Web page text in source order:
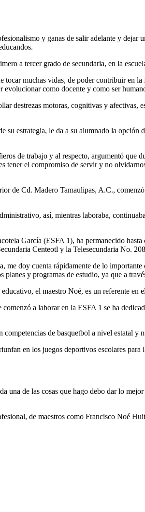
y ganas de salir adelante y dejar
a tercer grado de secundaria, en la
muchas vidas, de poder contribuir en
evolucionar como docente y como ser
destrezas motoras, cognitivas y
estrategia, le da a su alumnado la opción
de trabajo y al respecto, argumentó que
el compromiso de servir y no
de Cd. Madero Tamaulipas, A.C.,
así, mientras laboraba,
García (ESFA 1), ha permanecido
Centeotl y la Telesecundaria No.
doy cuenta rápidamente de lo
y programas de estudio, ya que a
el maestro Noé, es un referente en
a laborar en la ESFA 1 se ha
de basquetbol a nivel estatal y
en los juegos deportivos escolares
de las cosas que hago debo dar lo
de maestros como Francisco Noé